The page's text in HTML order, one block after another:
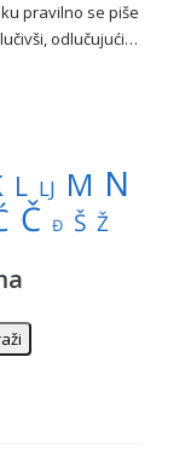
pravilno se piše
odlučujući…
L LJ M N
Č Đ Š Ž